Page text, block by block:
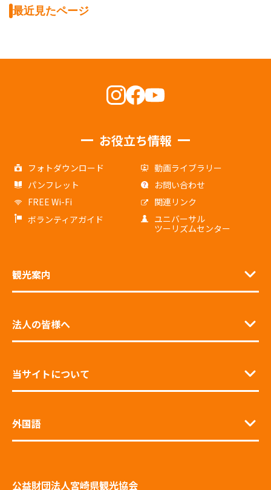
最近見たページ
お役立ち情報
フォトダウンロード
動画ライブラリー
パンフレット
お問い合わせ
FREE Wi-Fi
関連リンク
ボランティアガイド
ユニバーサル
ツーリズムセンター
観光案内
法人の皆様へ
当サイトについて
外国語
公益財団法人宮崎県観光協会